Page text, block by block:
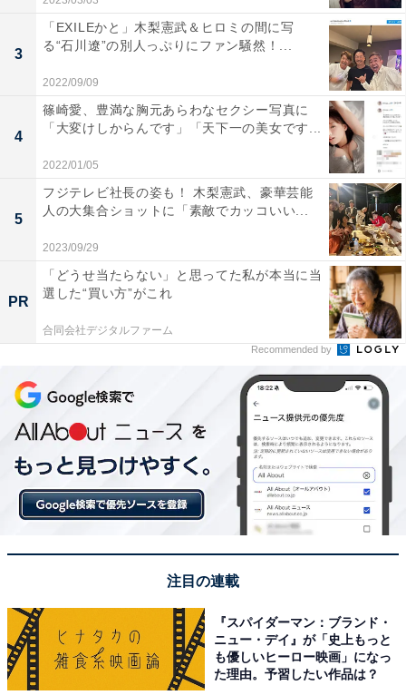
3
「EXILEかと」木梨憲武＆ヒロミの間に写
る“石川遼”の別人っぷりにファン騒然！...
2022/09/09
4
篠崎愛、豊満な胸元あらわなセクシー写真に
「大変けしからんです」「天下一の美女です...
2022/01/05
5
フジテレビ社長の姿も！ 木梨憲武、豪華芸能
人の大集合ショットに「素敵でカッコいい...
2023/09/29
PR
「どうせ当たらない」と思ってた私が本当に当
選した“買い方”がこれ
合同会社デジタルファーム
Recommended by
注目の連載
『スパイダーマン：ブランド・
ニュー・デイ』が「史上もっと
も優しいヒーロー映画」になっ
た理由。予習したい作品は？